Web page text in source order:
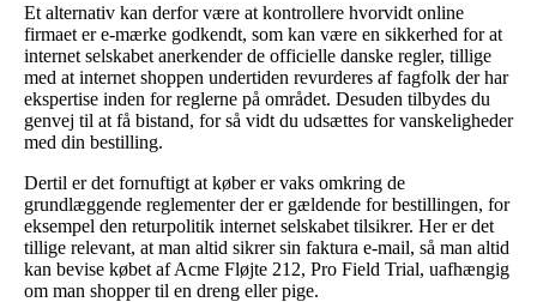
Et alternativ kan derfor være at kontrollere hvorvidt online
firmaet er e-mærke godkendt, som kan være en sikkerhed for at
internet selskabet anerkender de officielle danske regler, tillige
med at internet shoppen undertiden revurderes af fagfolk der har
ekspertise inden for reglerne på området. Desuden tilbydes du
genvej til at få bistand, for så vidt du udsættes for vanskeligheder
med din bestilling.
Dertil er det fornuftigt at køber er vaks omkring de
grundlæggende reglementer der er gældende for bestillingen, for
eksempel den returpolitik internet selskabet tilsikrer. Her er det
tillige relevant, at man altid sikrer sin faktura e-mail, så man altid
kan bevise købet af Acme Fløjte 212, Pro Field Trial, uafhængig
om man shopper til en dreng eller pige.